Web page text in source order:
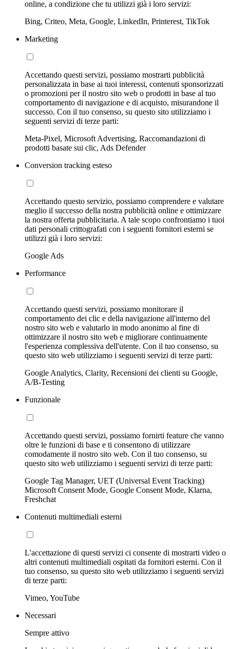
online, a condizione che tu utilizzi già i loro servizi:
Bing, Criteo, Meta, Google, LinkedIn, Printerest, TikTok
Marketing
Accettando questi servizi, possiamo mostrarti pubblicità
personalizzata in base ai tuoi interessi, contenuti sponsorizzati
o promozioni per il nostro sito web o prodotti in base al tuo
comportamento di navigazione e di acquisto, misurandone il
successo. Con il tuo consenso, su questo sito utilizziamo i
seguenti servizi di terze parti:
Meta-Pixel, Microsoft Advertising, Raccomandazioni di
prodotti basate sui clic, Ads Defender
Conversion tracking esteso
Accettando questo servizio, possiamo comprendere e valutare
meglio il successo della nostra pubblicità online e ottimizzare
la nostra offerta pubblicitaria. A tale scopo confrontiamo i tuoi
dati personali crittografati con i seguenti fornitori esterni se
utilizzi già i loro servizi:
Google Ads
Performance
Accettando questi servizi, possiamo monitorare il
comportamento dei clic e della navigazione all'interno del
nostro sito web e valutarlo in modo anonimo al fine di
ottimizzare il nostro sito web e migliorare continuamente
l'esperienza complessiva dell'utente. Con il tuo consenso, su
questo sito web utilizziamo i seguenti servizi di terze parti:
Google Analytics, Clarity, Recensioni dei clienti su Google,
A/B-Testing
Funzionale
Accettando questi servizi, possiamo fornirti feature che vanno
oltre le funzioni di base e ti consentono di utilizzare
comodamente il nostro sito web. Con il tuo consenso, su
questo sito web utilizziamo i seguenti servizi di terze parti:
Google Tag Manager, UET (Universal Event Tracking)
Microsoft Consent Mode, Google Consent Mode, Klarna,
Freshchat
Contenuti multimediali esterni
L'accettazione di questi servizi ci consente di mostrarti video o
altri contenuti multimediali ospitati da fornitori esterni. Con il
tuo consenso, su questo sito web utilizziamo i seguenti servizi
di terze parti:
Vimeo, YouTube
Necessari
Sempre attivo